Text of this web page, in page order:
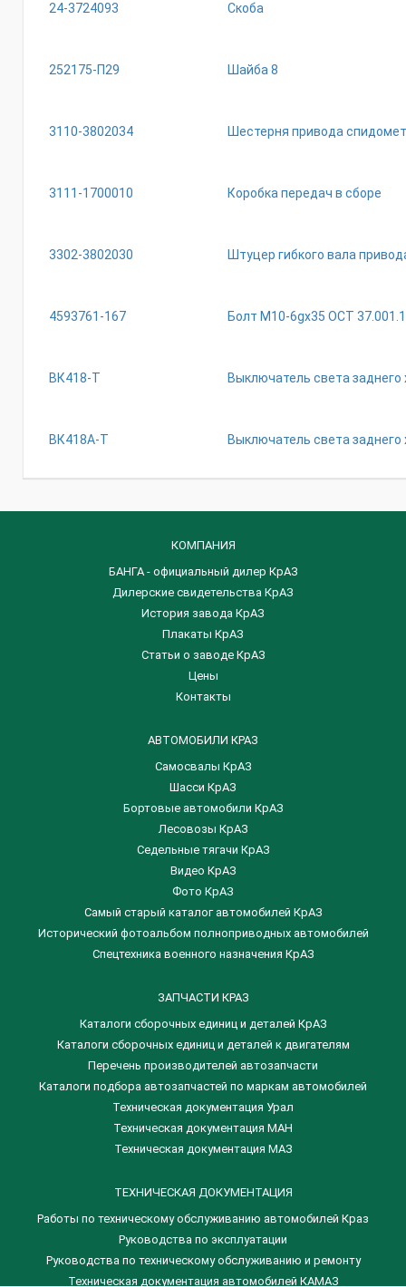
24-3724093 Скоба
252175-П29 Шайба 8
3110-3802034 Шестерня привода
3111-1700010 Коробка передач в сборе
3302-3802030 Штуцер гибкого вала
4593761-167 Болт М10-6gх35 ОСТ
ВК418-Т Выключатель света
ВК418А-Т Выключатель света
КОМПАНИЯ
БАНГА - официальный дилер КрАЗ
Дилерские свидетельства КрАЗ
История завода КрАЗ
Плакаты КрАЗ
Статьи о заводе КрАЗ
Цены
Контакты
АВТОМОБИЛИ КРАЗ
Самосвалы КрАЗ
Шасси КрАЗ
Бортовые автомобили КрАЗ
Лесовозы КрАЗ
Седельные тягачи КрАЗ
Видео КрАЗ
Фото КрАЗ
Самый старый каталог автомобилей КрАЗ
Исторический фотоальбом полноприводных автомобилей
Спецтехника военного назначения КрАЗ
ЗАПЧАСТИ КРАЗ
Каталоги сборочных единиц и деталей КрАЗ
​Каталоги сборочных единиц и деталей к двигателям
Перечень производителей автозапчасти
Каталоги подбора автозапчастей по маркам автомобилей
Техническая документация Урал
Техническая документация МАН
Техническая документация МАЗ
ТЕХНИЧЕСКАЯ ДОКУМЕНТАЦИЯ
Работы по техническому обслуживанию автомобилей Краз
Руководства по эксплуатации
Руководства по техническому обслуживанию и ремонту
Техническая документация автомобилей КАМАЗ